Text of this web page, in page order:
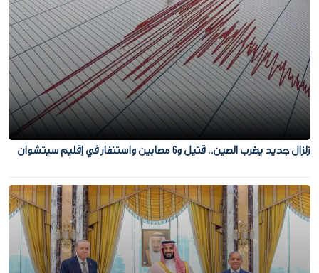
زلزال جديد يضرب الصين.. قتيل و6 مصابين واستنفار في إقليم سيتشوان